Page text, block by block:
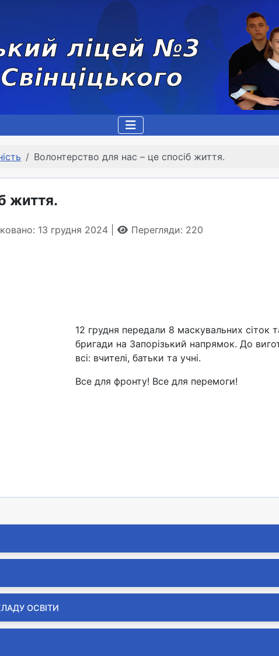
ОСВІТИ
Волонтерство для нас – це спосіб життя.
життя.
13 грудня 2024 Перегляди: 220
12 грудня передали 8 маскувальних сіток
бригади на Запорізький напрямок. До
всі: вчителі, батьки та учні.
Все для фронту! Все для перемоги!